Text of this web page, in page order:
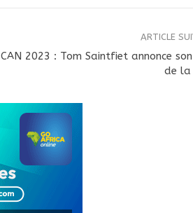
ARTICLE
CAN 2023 : Tom Saintfiet annonce
de la